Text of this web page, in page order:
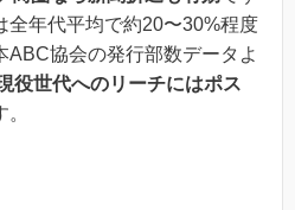
全年代平均で約20〜30%程度
ABC協会の発行部数データよ
役世代へのリーチにはポス